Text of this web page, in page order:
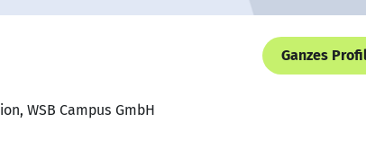
Ganzes
WSB Campus GmbH